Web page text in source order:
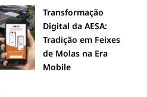
Transformação
Digital da AESA:
Tradição em Feixes
de Molas na Era
Mobile